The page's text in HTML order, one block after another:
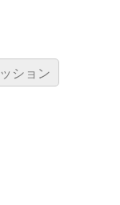
ション